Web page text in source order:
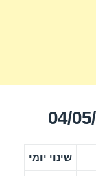
שינוי יומי